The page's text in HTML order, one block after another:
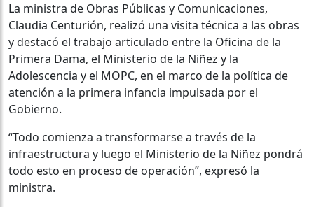
La ministra de Obras Públicas y Comunicaciones,
Claudia Centurión, realizó una visita técnica a las obras
y destacó el trabajo articulado entre la Oficina de la
Primera Dama, el Ministerio de la Niñez y la
Adolescencia y el MOPC, en el marco de la política de
atención a la primera infancia impulsada por el
Gobierno.
“Todo comienza a transformarse a través de la
infraestructura y luego el Ministerio de la Niñez pondrá
todo esto en proceso de operación”, expresó la
ministra.